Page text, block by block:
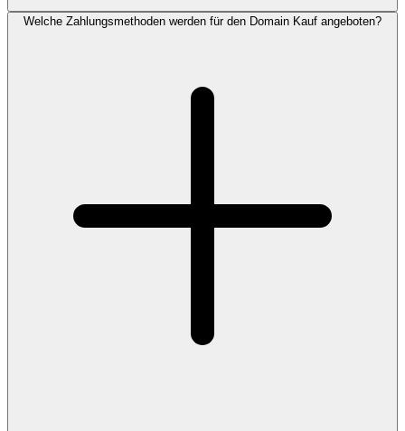
Welche Zahlungsmethoden werden für den Domain Kauf angeboten?